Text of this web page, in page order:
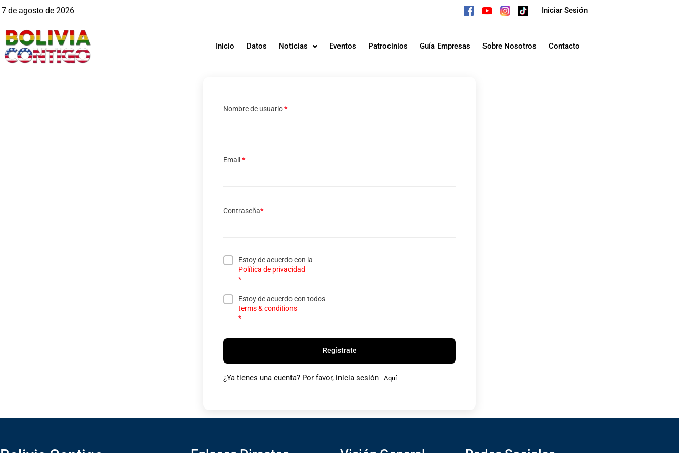
7 de agosto de 2026 Iniciar Sesión
Inicio Datos Noticias Eventos Patrocinios Guía Empresas Sobre Nosotros Contacto
Nombre de usuario*
Email *
Contraseña*
Estoy de acuerdo con la
Política de privacidad
*
Estoy de acuerdo con todos
terms & conditions
*
Regístrate
¿Ya tienes una cuenta? Por favor, inicia sesión Aquí